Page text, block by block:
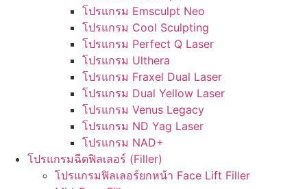
โปรแกรม Emsculpt Neo
โปรแกรม Cool Sculpting
โปรแกรม Perfect Q Laser
โปรแกรม Ulthera
โปรแกรม Fraxel Dual Laser
โปรแกรม Dual Yellow Laser
โปรแกรม Venus Legacy
โปรแกรม ND Yag Laser
โปรแกรม NAD+
โปรแกรมฉีดฟิลเลอร์ (Filler)
โปรแกรมฟิลเลอร์ยกหน้า Face Lift Filler